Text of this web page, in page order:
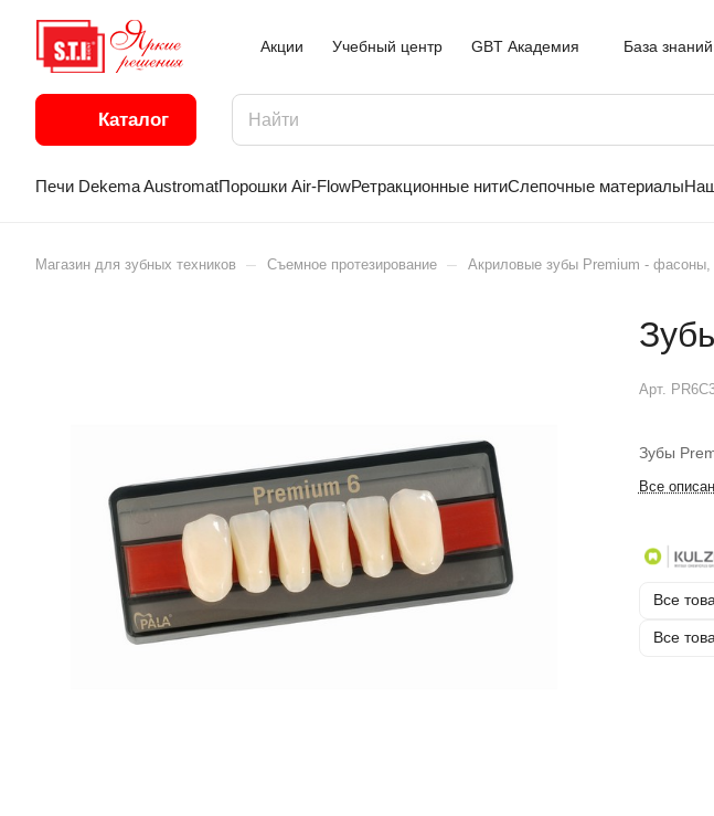
Акции Учебный центр GBT Академия База знаний
Каталог
Печи Dekema AustromatПорошки Air-FlowРетракционные нитиСлепочные материалы
Магазин для зубных техников – Съемное протезирование – Акриловые зубы Premium - фасоны,
Арт.
Зубы
Все
Все
Все